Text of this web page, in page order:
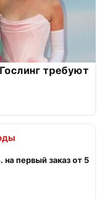
требуют
первый заказ от 5